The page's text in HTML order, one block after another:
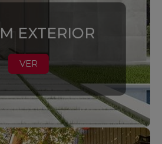
EXTERIOR
VER